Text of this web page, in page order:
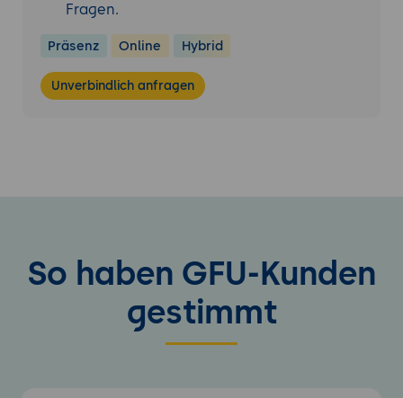
Fragen.
Präsenz Online Hybrid
Unverbindlich anfragen
So haben GFU-Kunden
gestimmt